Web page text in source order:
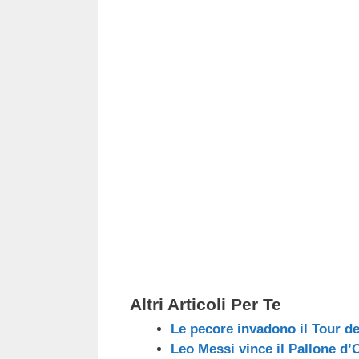
Altri Articoli Per Te
Le pecore invadono il Tour
Leo Messi vince il Pallone